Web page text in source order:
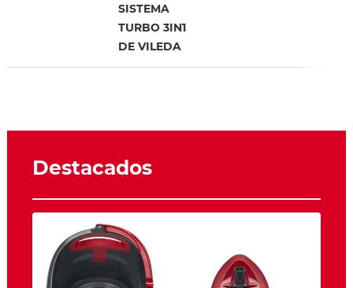
SISTEMA
TURBO 3IN1
DE VILEDA
Destacados